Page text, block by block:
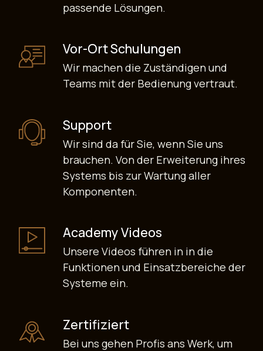
passende Lösungen.
Vor-Ort Schulungen
Wir machen die Zuständigen und
Teams mit der Bedienung vertraut.
Support
Wir sind da für Sie, wenn Sie uns
brauchen. Von der Erweiterung ihres
Systems bis zur Wartung aller
Komponenten.
Academy Videos
Unsere Videos führen in in die
Funktionen und Einsatzbereiche der
Systeme ein.
Zertifiziert
Bei uns gehen Profis ans Werk, um